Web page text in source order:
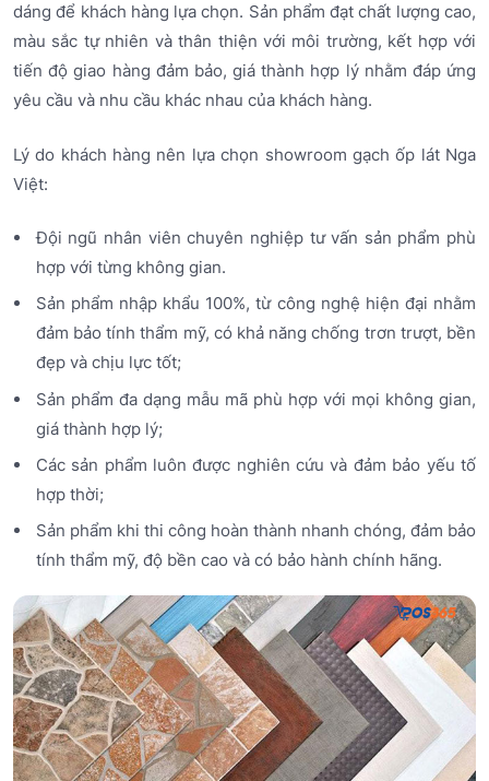
dáng để khách hàng lựa chọn. Sản phẩm đạt chất lượng cao,
màu sắc tự nhiên và thân thiện với môi trường, kết hợp với
tiến độ giao hàng đảm bảo, giá thành hợp lý nhằm đáp ứng
yêu cầu và nhu cầu khác nhau của khách hàng.
Lý do khách hàng nên lựa chọn showroom gạch ốp lát Nga
Việt:
Đội ngũ nhân viên chuyên nghiệp tư vấn sản phẩm phù
hợp với từng không gian.
Sản phẩm nhập khẩu 100%, từ công nghệ hiện đại nhằm
đảm bảo tính thẩm mỹ, có khả năng chống trơn trượt, bền
đẹp và chịu lực tốt;
Sản phẩm đa dạng mẫu mã phù hợp với mọi không gian,
giá thành hợp lý;
Các sản phẩm luôn được nghiên cứu và đảm bảo yếu tố
hợp thời;
Sản phẩm khi thi công hoàn thành nhanh chóng, đảm bảo
tính thẩm mỹ, độ bền cao và có bảo hành chính hãng.